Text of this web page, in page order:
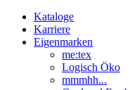
Kataloge
Karriere
Eigenmarken
me:tex
Logisch Öko
mmmhh...